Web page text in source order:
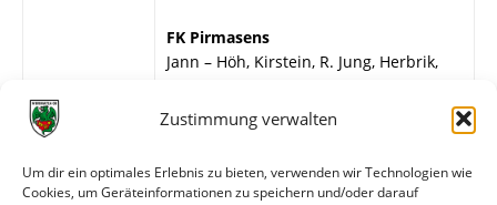
Zustimmung verwalten
Um dir ein optimales Erlebnis zu bieten, verwenden wir Technologien wie
Cookies, um Geräteinformationen zu speichern und/oder darauf
FK Pirmasens
Jann – Höh, Kirstein, R. Jung, Herbrik,
Weinkauff (46. Skerlan), Riedl.
Stojanovic – Svinjarevic, Belzer, Radtke,